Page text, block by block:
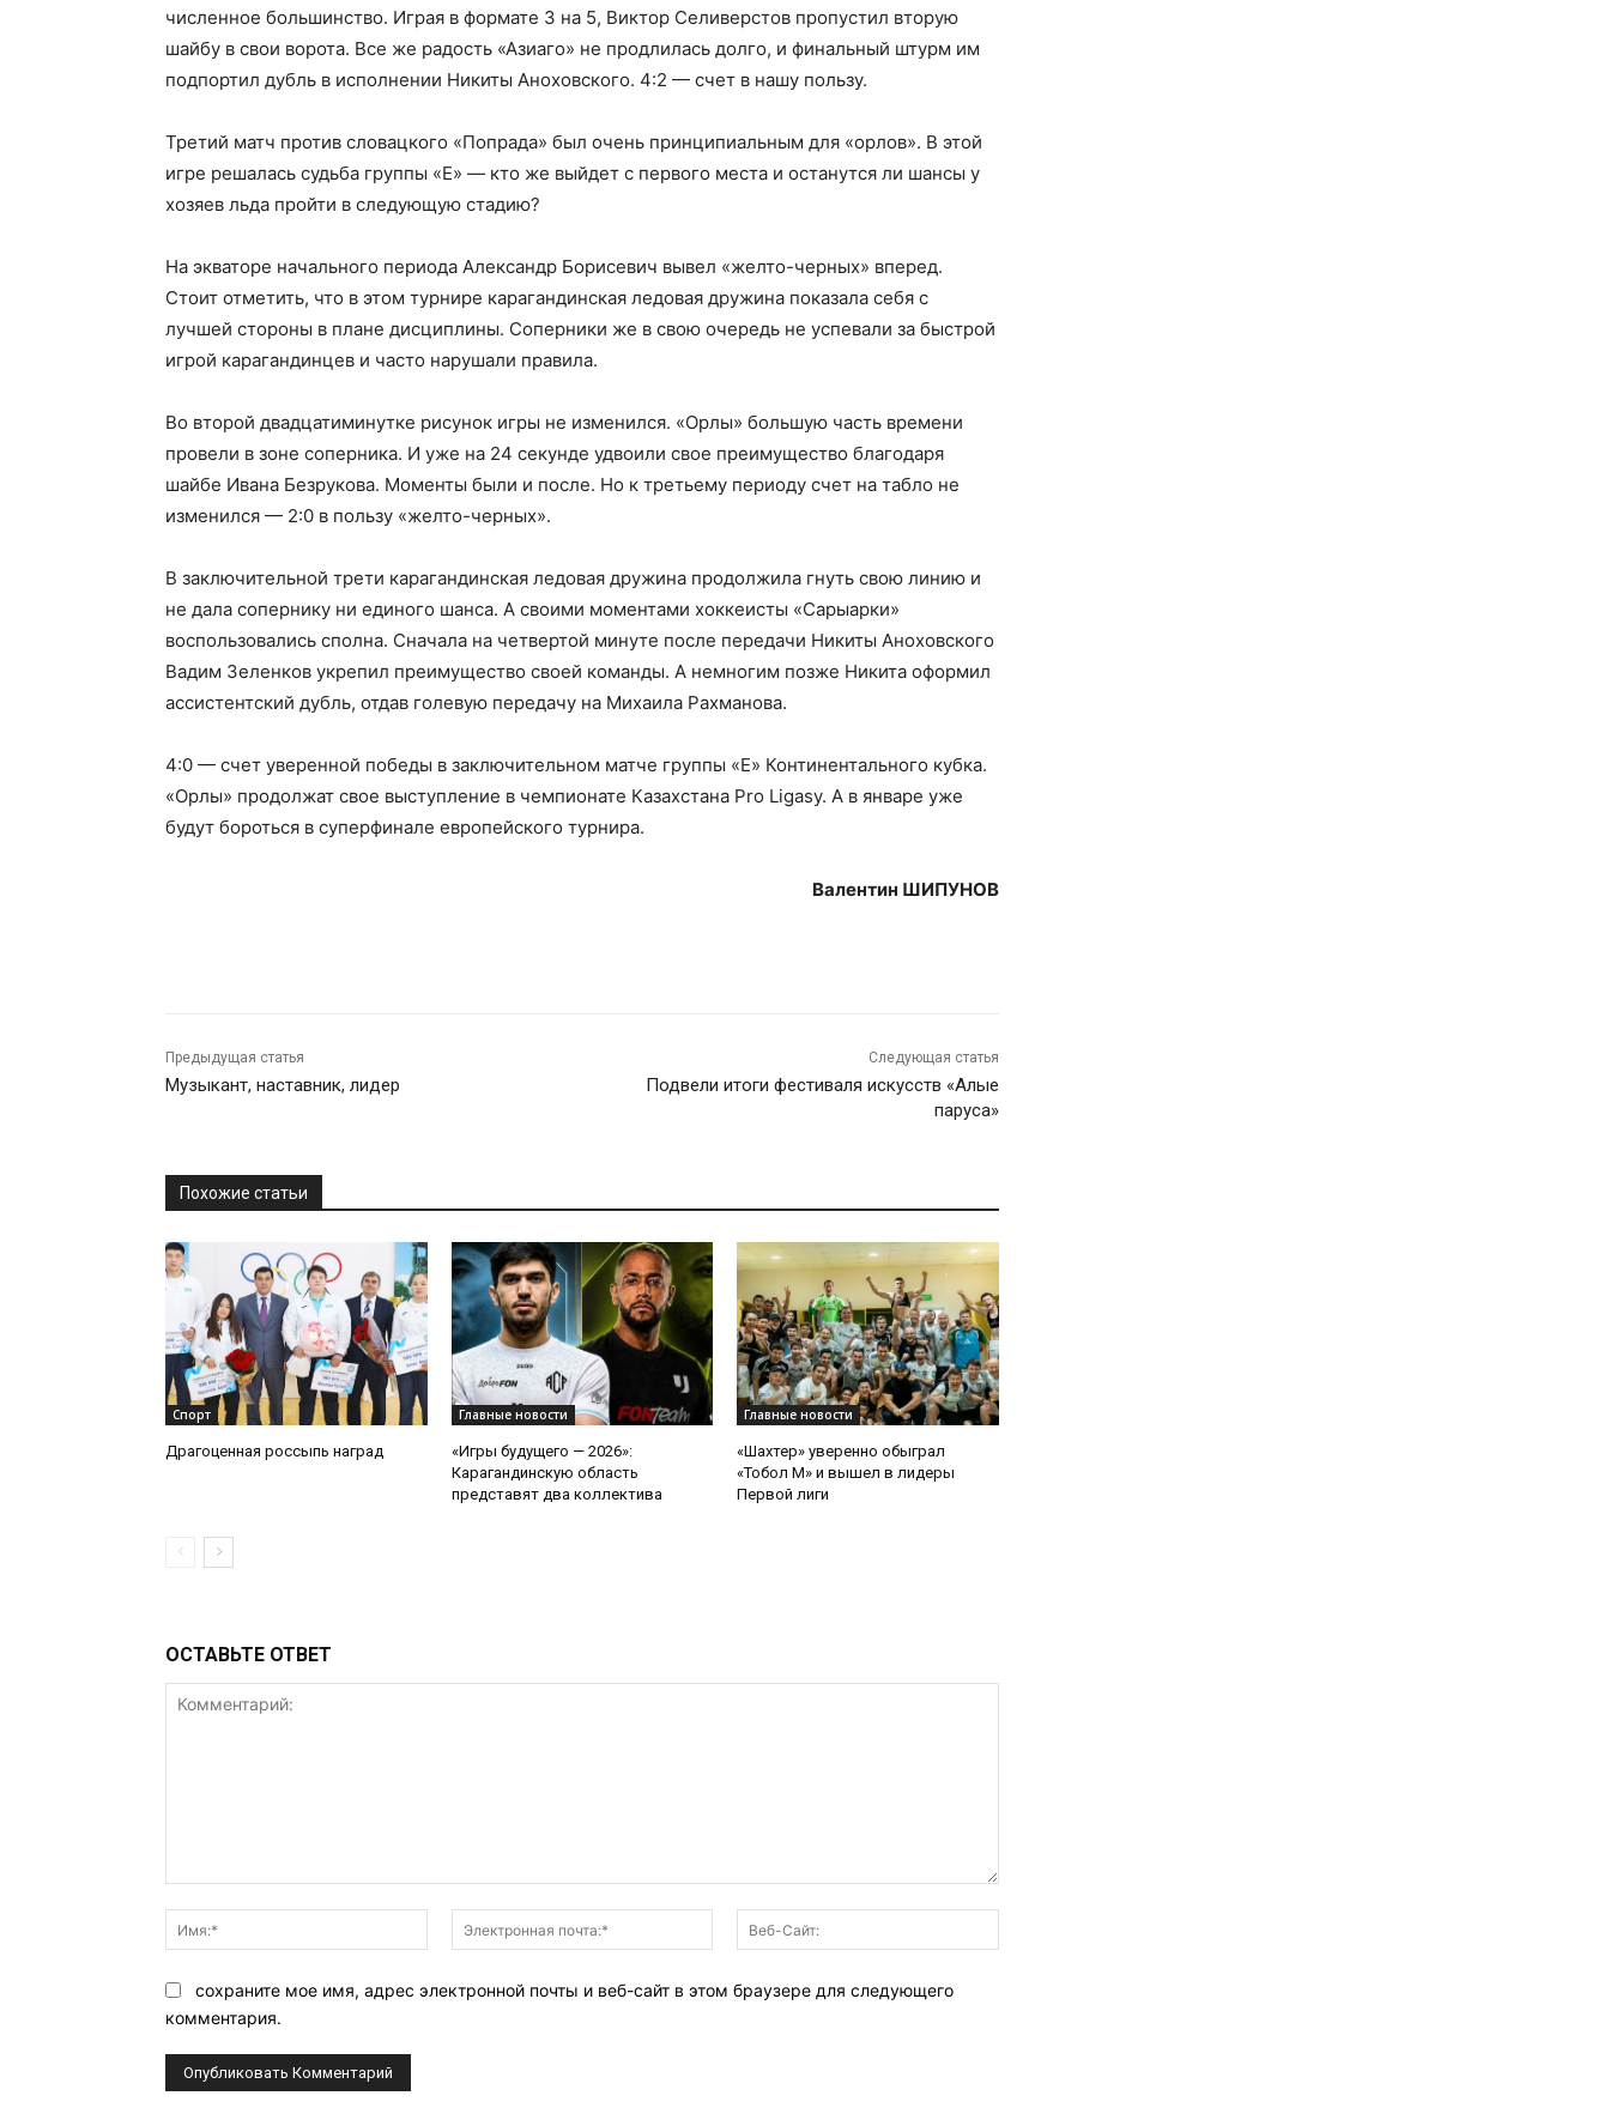
численное большинство. Играя в формате 3 на 5, Виктор Селиверстов пропустил вторую
шайбу в свои ворота. Все же радость «Азиаго» не продлилась долго, и финальный штурм им
подпортил дубль в исполнении Никиты Аноховского. 4:2 — счет в нашу пользу.
Третий матч против словацкого «Попрада» был очень принципиальным для «орлов». В этой
игре решалась судьба группы «Е» — кто же выйдет с первого места и останутся ли шансы у
хозяев льда пройти в следующую стадию?
На экваторе начального периода Александр Борисевич вывел «желто-черных» вперед.
Стоит отметить, что в этом турнире карагандинская ледовая дружина показала себя с
лучшей стороны в плане дисциплины. Соперники же в свою очередь не успевали за быстрой
игрой карагандинцев и часто нарушали правила.
Во второй двадцатиминутке рисунок игры не изменился. «Орлы» большую часть времени
провели в зоне соперника. И уже на 24 секунде удвоили свое преимущество благодаря
шайбе Ивана Безрукова. Моменты были и после. Но к третьему периоду счет на табло не
изменился — 2:0 в пользу «желто-черных».
В заключительной трети карагандинская ледовая дружина продолжила гнуть свою линию и
не дала сопернику ни единого шанса. А своими моментами хоккеисты «Сарыарки»
воспользовались сполна. Сначала на четвертой минуте после передачи Никиты Аноховского
Вадим Зеленков укрепил преимущество своей команды. А немногим позже Никита оформил
ассистентский дубль, отдав голевую передачу на Михаила Рахманова.
4:0 — счет уверенной победы в заключительном матче группы «Е» Континентального кубка.
«Орлы» продолжат свое выступление в чемпионате Казахстана Pro Ligasy. А в январе уже
будут бороться в суперфинале европейского турнира.
Валентин ШИПУНОВ
Предыдущая статья
Музыкант, наставник, лидер
Следующая статья
Подвели итоги фестиваля искусств «Алые
паруса»
Похожие статьи
Спорт
Драгоценная россыпь наград
Главные новости
«Игры будущего — 2026»:
Карагандинскую область
представят два коллектива
Главные новости
«Шахтер» уверенно обыграл
«Тобол М» и вышел в лидеры
Первой лиги
ОСТАВЬТЕ ОТВЕТ
Имя:*
Электронная
почта:*
Сайт:
сохраните мое имя, адрес электронной почты и веб-сайт в этом браузере для следующего
комментария.